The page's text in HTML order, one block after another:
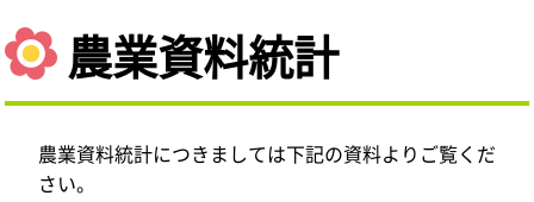
農業資料統計
農業資料統計につきましては下記の資料よりご覧くだ
さい。